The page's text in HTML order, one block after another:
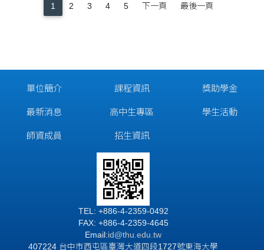
1 2 3 4 5 下一頁 最後一頁
單位簡介
最新消息
師資成員
課程資訊
高中生專區
招生資訊
獎助學金
學生活動
TEL: +886-4-2359-0492
FAX: +886-4-2359-4645
Email:id@thu.edu.tw
407224 台中市西屯區臺灣大道四段1727號東海大學